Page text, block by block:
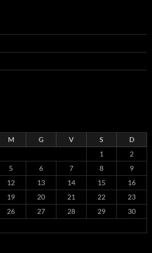
M G V S
D
1
2
5 6 7 8
9
12 13 14 15
16
19 20 21 22
23
26 27 28 29
30